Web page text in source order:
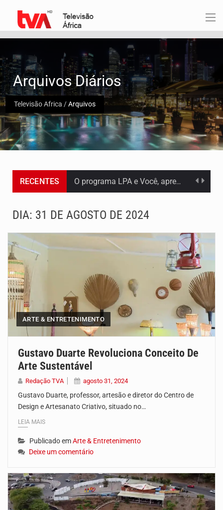
Televisão Africa /Arquivos
Arquivos Diários
RECENTES
O programa LPA e Você, apresentado por Lilian Primo Albuquerque, o único programa de empreendedorismo…
Arrancou esta segunda-feira a formação do primeiro Programa de Treinamento em Epidemiologia de Campo de…
A Universidade de Cabo Verde passa a dispor de uma sala de apoio à amamentação.…
Uma produção especial do Grupo de Mídia da China e da TVA. Venha conhecer o…
DIA: 31 DE AGOSTO DE 2024
ARTE & ENTRETENIMENTO
Gustavo Duarte Revoluciona Conceito De
Arte Sustentável
Redação TVA agosto 31, 2024
Gustavo Duarte, professor, artesão e diretor do Centro de
Design e Artesanato Criativo, situado no…
LEIA MAIS
Publicado emArte & Entretenimento
Deixe um comentário